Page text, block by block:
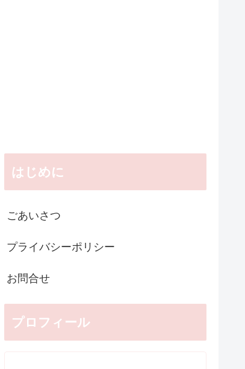
はじめに
ごあいさつ
プライバシーポリシー
お問合せ
プロフィール